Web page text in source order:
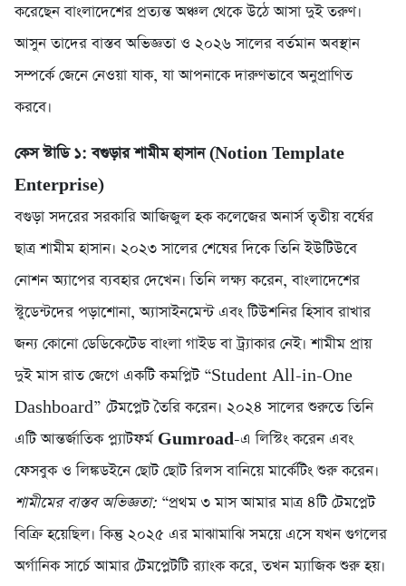
করেছেন বাংলাদেশের প্রত্যন্ত অঞ্চল থেকে উঠে আসা দুই তরুণ।
আসুন তাদের বাস্তব অভিজ্ঞতা ও ২০২৬ সালের বর্তমান অবস্থান
সম্পর্কে জেনে নেওয়া যাক, যা আপনাকে দারুণভাবে অনুপ্রাণিত
করবে।
কেস স্টাডি ১: বগুড়ার শামীম হাসান (Notion Template
Enterprise)
বগুড়া সদরের সরকারি আজিজুল হক কলেজের অনার্স তৃতীয় বর্ষের
ছাত্র শামীম হাসান। ২০২৩ সালের শেষের দিকে তিনি ইউটিউবে
নোশন অ্যাপের ব্যবহার দেখেন। তিনি লক্ষ্য করেন, বাংলাদেশের
স্টুডেন্টদের পড়াশোনা, অ্যাসাইনমেন্ট এবং টিউশনির হিসাব রাখার
জন্য কোনো ডেডিকেটেড বাংলা গাইড বা ট্র্যাকার নেই। শামীম প্রায়
দুই মাস রাত জেগে একটি কমপ্লিট “Student All-in-One
Dashboard” টেমপ্লেট তৈরি করেন। ২০২৪ সালের শুরুতে তিনি
এটি আন্তর্জাতিক প্ল্যাটফর্ম Gumroad-এ লিস্টিং করেন এবং
ফেসবুক ও লিঙ্কডইনে ছোট ছোট রিলস বানিয়ে মার্কেটিং শুরু করেন।
শামীমের বাস্তব অভিজ্ঞতা: “প্রথম ৩ মাস আমার মাত্র ৪টি টেমপ্লেট
বিক্রি হয়েছিল। কিন্তু ২০২৫ এর মাঝামাঝি সময়ে এসে যখন গুগলের
অর্গানিক সার্চে আমার টেমপ্লেটটি র‍্যাংক করে, তখন ম্যাজিক শুরু হয়।